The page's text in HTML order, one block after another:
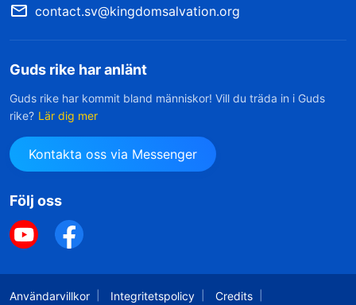
contact.sv@kingdomsalvation.org
Guds rike har anlänt
Guds rike har kommit bland människor! Vill du träda in i Guds
rike? Lär dig mer
Kontakta oss via Messenger
Följ oss
Användarvillkor Integritetspolicy Credits